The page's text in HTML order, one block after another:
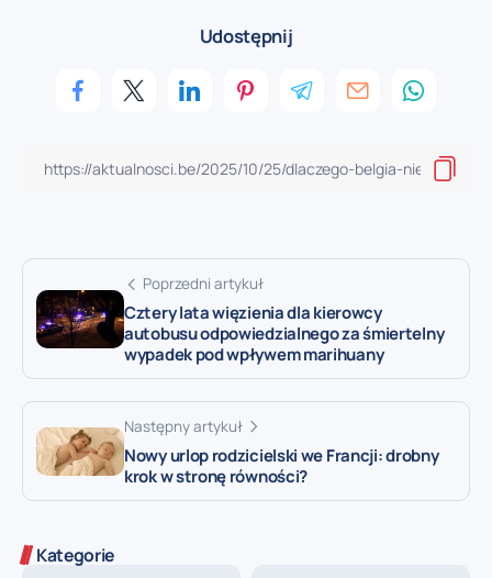
Udostępnij
Poprzedni artykuł
Cztery lata więzienia dla kierowcy
autobusu odpowiedzialnego za śmiertelny
wypadek pod wpływem marihuany
Następny artykuł
Nowy urlop rodzicielski we Francji: drobny
krok w stronę równości?
Kategorie